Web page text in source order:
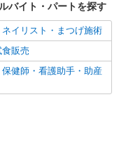
バイト・パートを探す
イリスト・まつげ施術
販売
健師・看護助手・助産